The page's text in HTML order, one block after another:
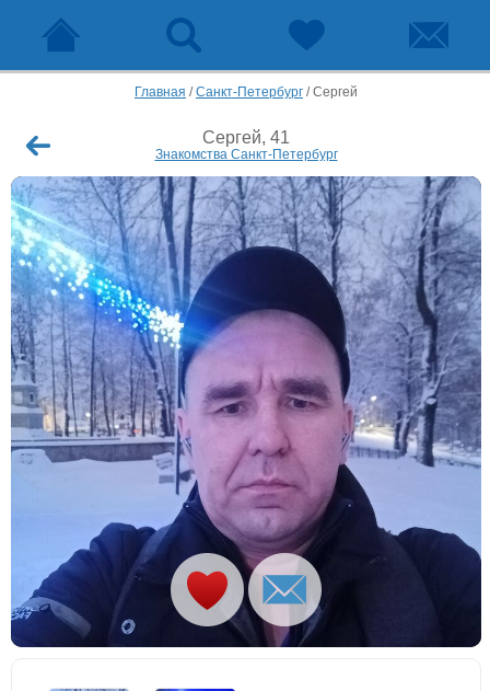
Главная /Санкт-Петербург /Сергей
Сергей, 41
Знакомства Санкт-Петербург